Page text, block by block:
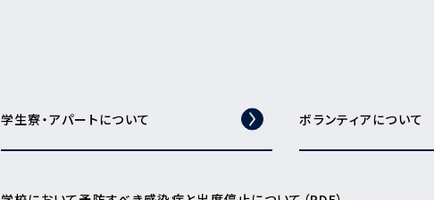
学生寮・アパートについて ボランティアについて